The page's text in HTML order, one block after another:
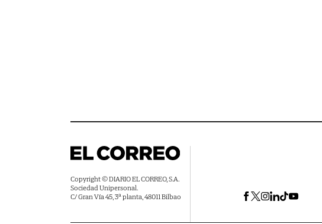
Copyright © DIARIO EL CORREO, S.A.
Sociedad Unipersonal.
C/ Gran Vía 45, 3ª planta, 48011 Bilbao